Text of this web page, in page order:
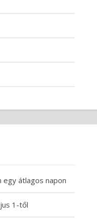
egy átlagos napon
1-től